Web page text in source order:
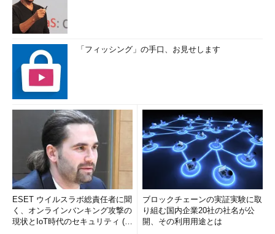
「フィッシング」の手口、お見せします
ESET ウイルスラボ総責任者に聞
く、オンラインバンキング攻撃の
現状とIoT時代のセキュリティ (1/
ブロックチェーンの実証実験に取
り組む国内企業20社の社名が公
開、その利用用途とは